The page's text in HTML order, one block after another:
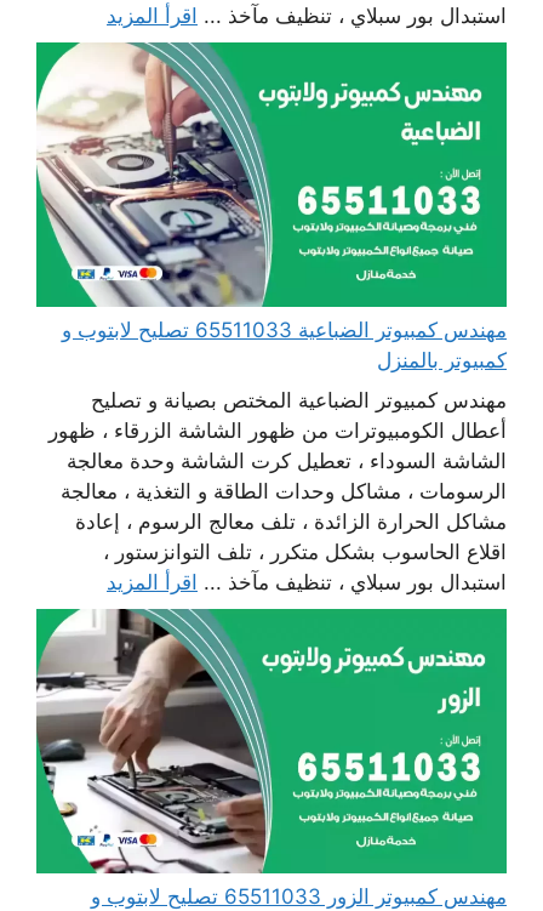
استبدال بور سبلاي ، تنظيف مآخذ ... اقرأ المزيد
مهندس كمبيوتر الضباعية 65511033 تصليح لابتوب و
كمبيوتر بالمنزل
مهندس كمبيوتر الضباعية المختص بصيانة و تصليح
أعطال الكومبيوترات من ظهور الشاشة الزرقاء ، ظهور
الشاشة السوداء ، تعطيل كرت الشاشة وحدة معالجة
الرسومات ، مشاكل وحدات الطاقة و التغذية ، معالجة
مشاكل الحرارة الزائدة ، تلف معالج الرسوم ، إعادة
اقلاع الحاسوب بشكل متكرر ، تلف التوانزستور ،
استبدال بور سبلاي ، تنظيف مآخذ ... اقرأ المزيد
مهندس كمبيوتر الزور 65511033 تصليح لابتوب و